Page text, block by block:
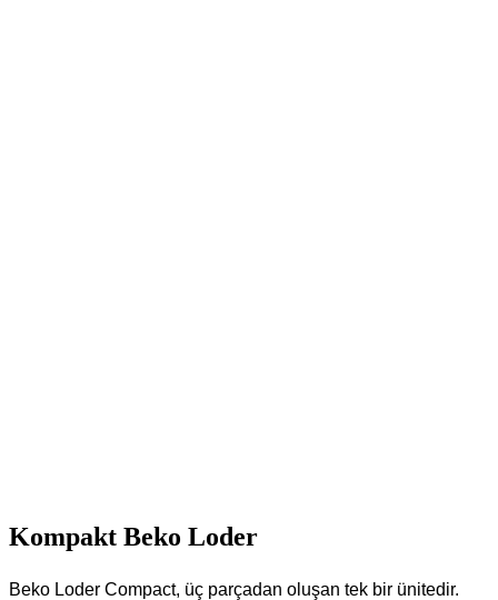
Kompakt Beko Loder
Beko Loder Compact, üç parçadan oluşan tek bir ünitedir.